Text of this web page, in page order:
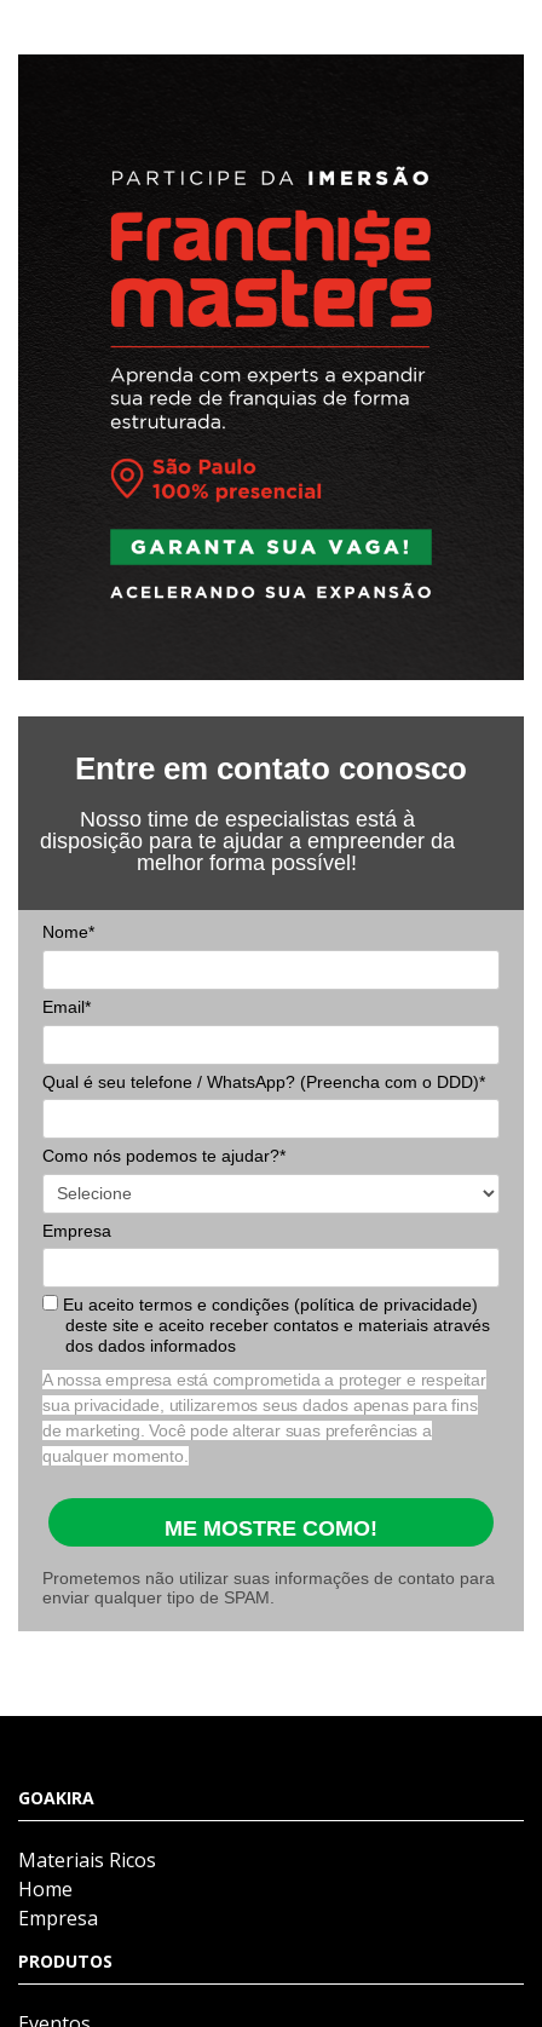
Entre em contato conosco
Nosso time de especialistas está à
disposição para te ajudar a empreender da
melhor forma possível!
Nome*
Email*
Qual é seu telefone / WhatsApp? (Preencha com o DDD)*
Como nós podemos te ajudar?*
Empresa
Eu aceito termos e condições (política de privacidade)
deste site e aceito receber contatos e materiais através
dos dados informados
A nossa empresa está comprometida a proteger e respeitar
sua privacidade, utilizaremos seus dados apenas para fins
de marketing. Você pode alterar suas preferências a
qualquer momento.
ME MOSTRE COMO!
Prometemos não utilizar suas informações de contato para
enviar qualquer tipo de SPAM.
GOAKIRA
Materiais Ricos
Home
Empresa
PRODUTOS